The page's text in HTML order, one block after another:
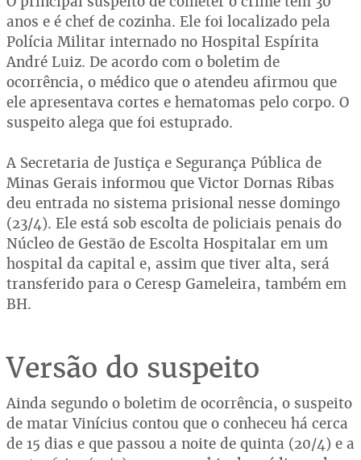
anos e é chef de cozinha. Ele foi localizado pela
Polícia Militar internado no Hospital Espírita
André Luiz. De acordo com o boletim de
ocorrência, o médico que o atendeu afirmou que
ele apresentava cortes e hematomas pelo corpo. O
suspeito alega que foi estuprado.
A Secretaria de Justiça e Segurança Pública de
Minas Gerais informou que Victor Dornas Ribas
deu entrada no sistema prisional nesse domingo
(23/4). Ele está sob escolta de policiais penais do
Núcleo de Gestão de Escolta Hospitalar em um
hospital da capital e, assim que tiver alta, será
transferido para o Ceresp Gameleira, também em
BH.
Versão do suspeito
Ainda segundo o boletim de ocorrência, o suspeito
de matar Vinícius contou que o conheceu há cerca
de 15 dias e que passou a noite de quinta (20/4) e a